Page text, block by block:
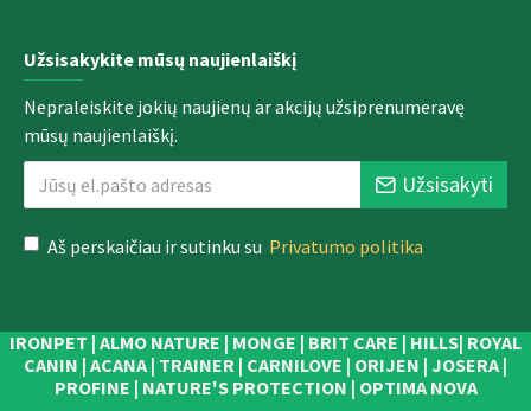
Užsisakykite mūsų naujienlaiškį
Nepraleiskite jokių naujienų ar akcijų užsiprenumeravę
mūsų naujienlaiškį.
Užsisakyti
Aš perskaičiau ir sutinku su Privatumo politika
IRONPET | ALMO NATURE | MONGE | BRIT CARE | HILLS| ROYAL
CANIN | ACANA | TRAINER | CARNILOVE | ORIJEN | JOSERA |
PROFINE | NATURE'S PROTECTION | OPTIMA NOVA